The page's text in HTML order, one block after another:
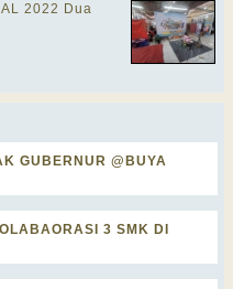
2022 Dua
GUBERNUR @BUYA
3 SMK DI